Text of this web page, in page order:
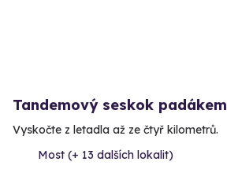
Tandemový seskok padákem
Vyskočte z letadla až ze čtyř kilometrů.
Most (+ 13 dalších lokalit)